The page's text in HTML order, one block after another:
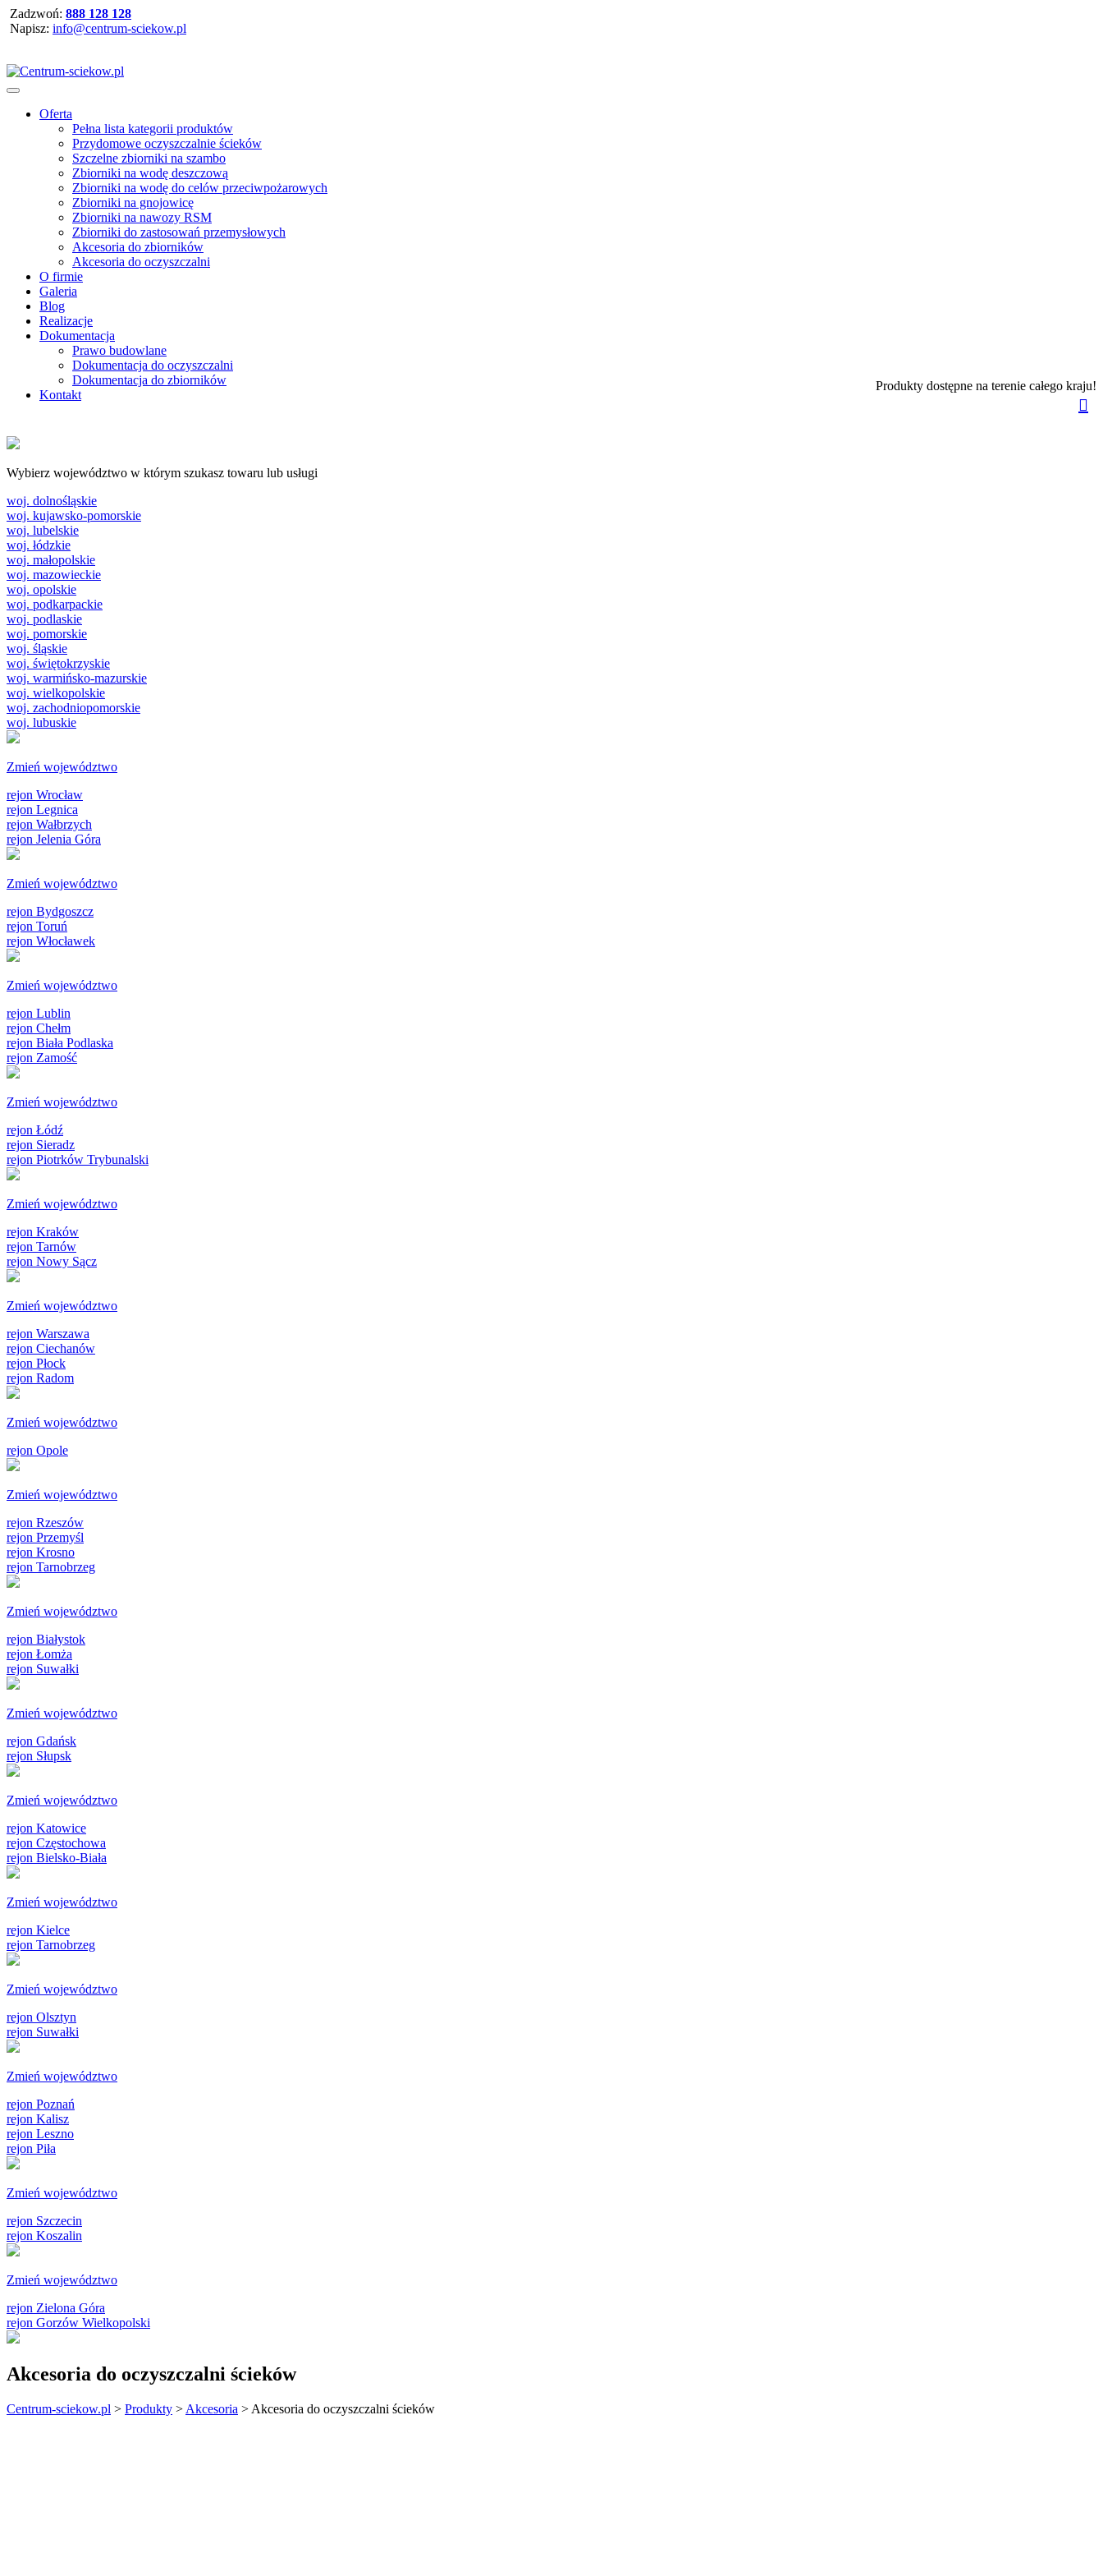
Zadzwoń: 888 128 128
Napisz: info@centrum-sciekow.pl
Oferta
Pełna lista kategorii produktów
Przydomowe oczyszczalnie ścieków
Szczelne zbiorniki na szambo
Zbiorniki na wodę deszczową
Zbiorniki na wodę do celów przeciwpożarowych
Zbiorniki na gnojowicę
Zbiorniki na nawozy RSM
Zbiorniki do zastosowań przemysłowych
Akcesoria do zbiorników
Akcesoria do oczyszczalni
O firmie
Galeria
Blog
Realizacje
Dokumentacja
Prawo budowlane
Dokumentacja do oczyszczalni
Dokumentacja do zbiorników
Kontakt
Produkty dostępne na terenie całego kraju!
Wybierz województwo w którym szukasz towaru lub usługi
woj. dolnośląskie
woj. kujawsko-pomorskie
woj. lubelskie
woj. łódzkie
woj. małopolskie
woj. mazowieckie
woj. opolskie
woj. podkarpackie
woj. podlaskie
woj. pomorskie
woj. śląskie
woj. świętokrzyskie
woj. warmińsko-mazurskie
woj. wielkopolskie
woj. zachodniopomorskie
woj. lubuskie
Zmień województwo
rejon Wrocław
rejon Legnica
rejon Wałbrzych
rejon Jelenia Góra
Zmień województwo
rejon Bydgoszcz
rejon Toruń
rejon Włocławek
Zmień województwo
rejon Lublin
rejon Chełm
rejon Biała Podlaska
rejon Zamość
Zmień województwo
rejon Łódź
rejon Sieradz
rejon Piotrków Trybunalski
Zmień województwo
rejon Kraków
rejon Tarnów
rejon Nowy Sącz
Zmień województwo
rejon Warszawa
rejon Ciechanów
rejon Płock
rejon Radom
Zmień województwo
rejon Opole
Zmień województwo
rejon Rzeszów
rejon Przemyśl
rejon Krosno
rejon Tarnobrzeg
Zmień województwo
rejon Białystok
rejon Łomża
rejon Suwałki
Zmień województwo
rejon Gdańsk
rejon Słupsk
Zmień województwo
rejon Katowice
rejon Częstochowa
rejon Bielsko-Biała
Zmień województwo
rejon Kielce
rejon Tarnobrzeg
Zmień województwo
rejon Olsztyn
rejon Suwałki
Zmień województwo
rejon Poznań
rejon Kalisz
rejon Leszno
rejon Piła
Zmień województwo
rejon Szczecin
rejon Koszalin
Zmień województwo
rejon Zielona Góra
rejon Gorzów Wielkopolski
Akcesoria do oczyszczalni ścieków
Centrum-sciekow.pl > Produkty > Akcesoria > Akcesoria do oczyszczalni ścieków